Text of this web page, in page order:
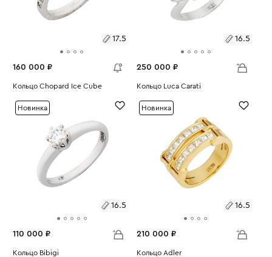
17.5
160 000 ₽
Размеры:
17.5
Кольцо Chopard Ice Cube
16.5
250 000 ₽
Размеры:
16.5
Кольцо Luca Carati
Новинка
16.5
110 000 ₽
Размеры:
Кольцо Bibigi
Новинка
16.5
210 000 ₽
Размеры:
Кольцо Adler